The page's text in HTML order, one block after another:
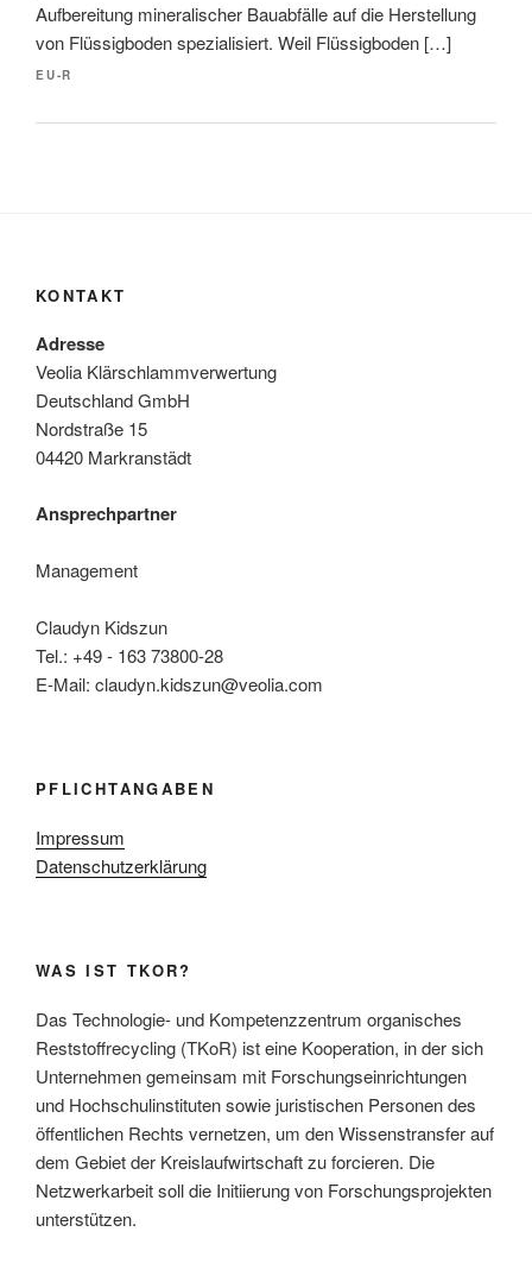
Aufbereitung mineralischer Bauabfälle auf die Herstellung
von Flüssigboden spezialisiert. Weil Flüssigboden […]
EU-R
KONTAKT
Adresse
Veolia Klärschlammverwertung
Deutschland GmbH
Nordstraße 15
04420 Markranstädt
Ansprechpartner
Management
Claudyn Kidszun
Tel.: +49 - 163 73800-28
E-Mail: claudyn.kidszun@veolia.com
PFLICHTANGABEN
Impressum
Datenschutzerklärung
WAS IST TKOR?
Das Technologie- und Kompetenzzentrum organisches
Reststoffrecycling (TKoR) ist eine Kooperation, in der sich
Unternehmen gemeinsam mit Forschungseinrichtungen
und Hochschulinstituten sowie juristischen Personen des
öffentlichen Rechts vernetzen, um den Wissenstransfer auf
dem Gebiet der Kreislaufwirtschaft zu forcieren. Die
Netzwerkarbeit soll die Initiierung von Forschungsprojekten
unterstützen.